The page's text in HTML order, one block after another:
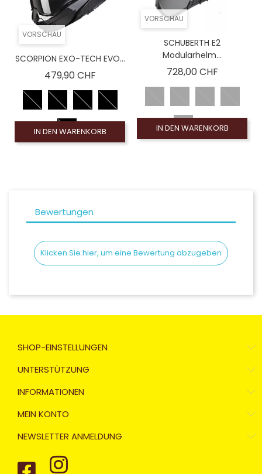
VORSCHAU
SCORPION EXO-TECH EVO...
479,90 CHFPreis
IN DEN WARENKORB
VORSCHAU
SCHUBERTH E2
Modularhelm...
728,00 CHFPreis
IN DEN WARENKORB
Bewertungen
Klicken Sie hier, um eine Bewertung abzugeben
SHOP-EINSTELLUNGEN
UNTERSTÜTZUNG
INFORMATIONEN
MEIN KONTO
NEWSLETTER ANMELDUNG